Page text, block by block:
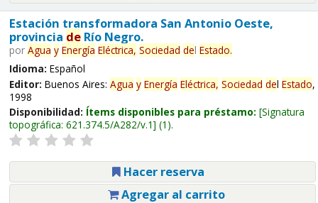
Estación transformadora San Antonio Oeste,
provincia deRío Negro.
por Agua y Energía Eléctrica, Sociedad del Estado.
Idioma: Español
Editor: Buenos Aires: Agua y Energía Eléctrica, Sociedad del Estado,
1998
Disponibilidad: Ítems disponibles para préstamo: Signatura
topográfica: 621.374.5/A282/v.1 (1).
Hacer reserva
Agregar al carrito